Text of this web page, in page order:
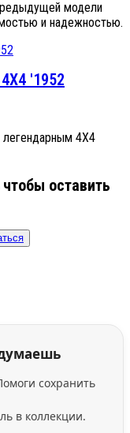
модели
и надежностью.
'1952
4X4
оставить
сохранить
в коллекции.